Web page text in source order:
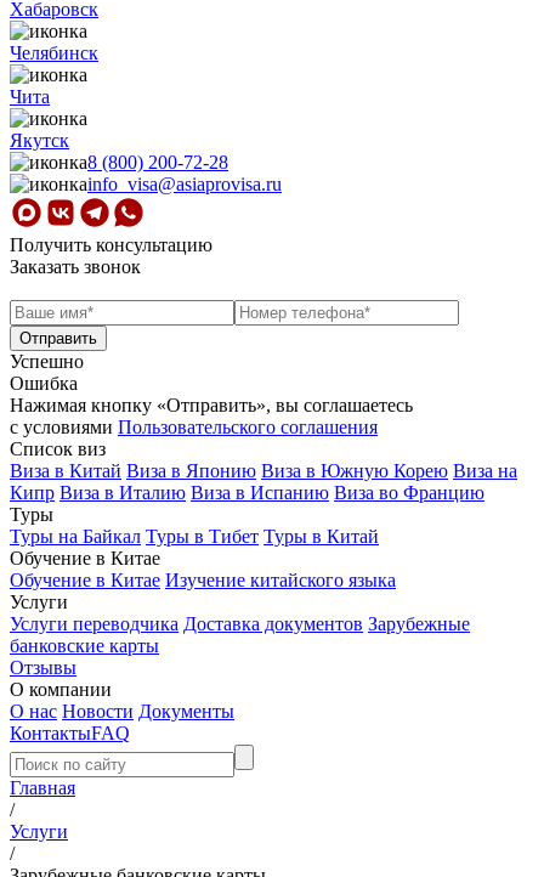
Хабаровск
Челябинск
Чита
Якутск
8 (800) 200-72-28
info_visa@asiaprovisa.ru
Получить консультацию
Заказать звонок
Успешно
Ошибка
Нажимая кнопку «Отправить», вы соглашаетесь
с условиями Пользовательского соглашения
Список виз
Виза в Китай Виза в Японию Виза в Южную Корею Виза на
Кипр Виза в Италию Виза в Испанию Виза во Францию
Туры
Туры на Байкал Туры в Тибет Туры в Китай
Обучение в Китае
Обучение в Китае Изучение китайского языка
Услуги
Услуги переводчика Доставка документов Зарубежные
банковские карты
Отзывы
О компании
О нас Новости Документы
КонтактыFAQ
Главная
/
Услуги
/